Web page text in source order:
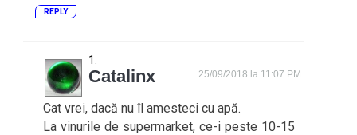
REPLY
Catalinx 25/09/2018 la 11:07 PM
Cat vrei, dacă nu îl amesteci cu apă.
La vinurile de supermarket, ce-i peste 10-15